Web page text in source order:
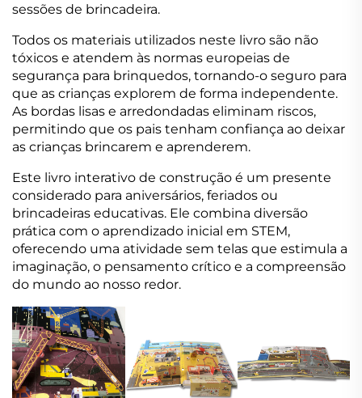
sessões de brincadeira.
Todos os materiais utilizados neste livro são não
tóxicos e atendem às normas europeias de
segurança para brinquedos, tornando-o seguro para
que as crianças explorem de forma independente.
As bordas lisas e arredondadas eliminam riscos,
permitindo que os pais tenham confiança ao deixar
as crianças brincarem e aprenderem.
Este livro interativo de construção é um presente
considerado para aniversários, feriados ou
brincadeiras educativas. Ele combina diversão
prática com o aprendizado inicial em STEM,
oferecendo uma atividade sem telas que estimula a
imaginação, o pensamento crítico e a compreensão
do mundo ao nosso redor.